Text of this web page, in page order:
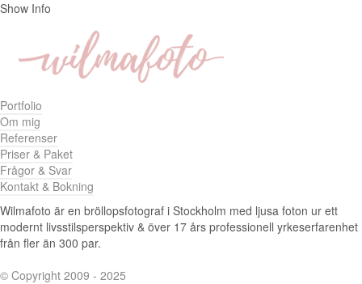
Show Info
Portfolio
Om mig
Referenser
Priser & Paket
Frågor & Svar
Kontakt & Bokning
Wilmafoto är en bröllopsfotograf i Stockholm med ljusa foton ur ett
modernt livsstilsperspektiv & över 17 års professionell yrkeserfarenhet
från fler än 300 par.
© Copyright 2009 - 2025